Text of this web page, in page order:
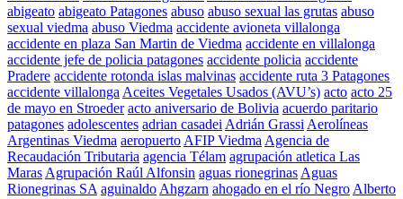
abigeato abigeato Patagones abuso abuso sexual las grutas abuso
sexual viedma abuso Viedma accidente avioneta villalonga
accidente en plaza San Martin de Viedma accidente en villalonga
accidente jefe de policia patagones accidente policia accidente
Pradere accidente rotonda islas malvinas accidente ruta 3 Patagones
accidente villalonga Aceites Vegetales Usados (AVU’s) acto acto 25
de mayo en Stroeder acto aniversario de Bolivia acuerdo paritario
patagones adolescentes adrian casadei Adrián Grassi Aerolíneas
Argentinas Viedma aeropuerto AFIP Viedma Agencia de
Recaudación Tributaria agencia Télam agrupación atletica Las
Maras Agrupación Raúl Alfonsin aguas rionegrinas Aguas
Rionegrinas SA aguinaldo Ahgzarn ahogado en el río Negro Alberto